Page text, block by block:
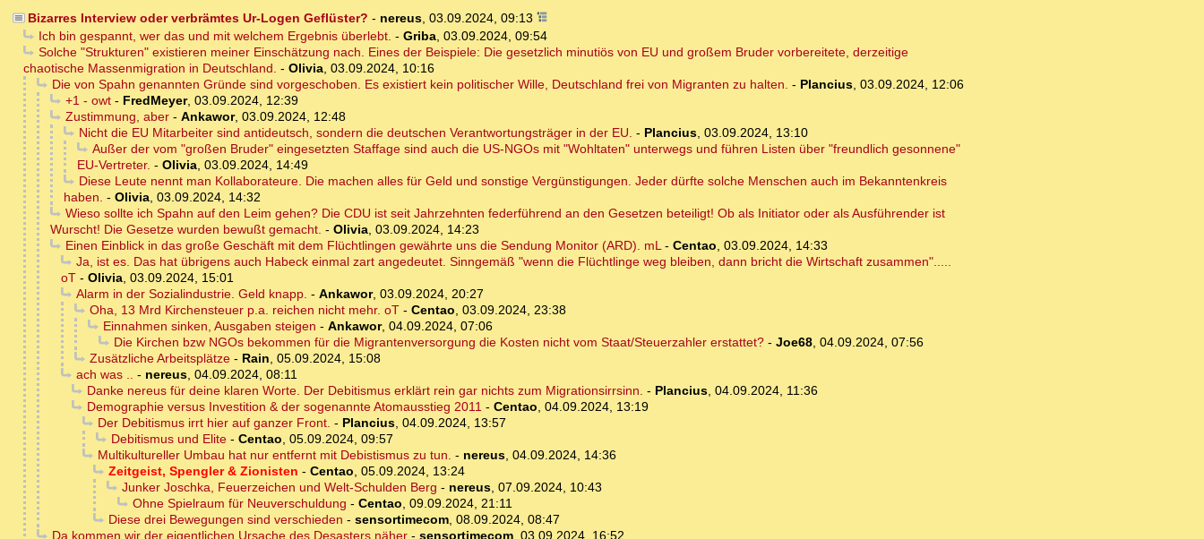
Bizarres Interview oder verbrämtes Ur-Logen Geflüster? - nereus, 03.09.2024, 09:13
Ich bin gespannt, wer das und mit welchem Ergebnis überlebt. - Griba, 03.09.2024, 09:54
Solche "Strukturen" existieren meiner Einschätzung nach. Eines der Beispiele: Die gesetzlich minutiös von EU und großem Bruder vorbereitete, derzeitige
chaotische Massenmigration in Deutschland. - Olivia, 03.09.2024, 10:16
Die von Spahn genannten Gründe sind vorgeschoben. Es existiert kein politischer Wille, Deutschland frei von Migranten zu halten. - Plancius, 03.09.2024, 12:06
+1 - owt- FredMeyer, 03.09.2024, 12:39
Zustimmung, aber- Ankawor, 03.09.2024, 12:48
Nicht die EU Mitarbeiter sind antideutsch, sondern die deutschen Verantwortungsträger in der EU. - Plancius, 03.09.2024, 13:10
Außer der vom "großen Bruder" eingesetzten Staffage sind auch die US-NGOs mit "Wohltaten" unterwegs und führen Listen über "freundlich gesonnene"
EU-Vertreter. - Olivia, 03.09.2024, 14:49
Diese Leute nennt man Kollaborateure. Die machen alles für Geld und sonstige Vergünstigungen. Jeder dürfte solche Menschen auch im Bekanntenkreis
haben. - Olivia, 03.09.2024, 14:32
Wieso sollte ich Spahn auf den Leim gehen? Die CDU ist seit Jahrzehnten federführend an den Gesetzen beteiligt! Ob als Initiator oder als Ausführender ist
Wurscht! Die Gesetze wurden bewußt gemacht. - Olivia, 03.09.2024, 14:23
Einen Einblick in das große Geschäft mit dem Flüchtlingen gewährte uns die Sendung Monitor (ARD). mL- Centao, 03.09.2024, 14:33
Ja, ist es. Das hat übrigens auch Habeck einmal zart angedeutet. Sinngemäß "wenn die Flüchtlinge weg bleiben, dann bricht die Wirtschaft zusammen".....
oT - Olivia, 03.09.2024, 15:01
Alarm in der Sozialindustrie. Geld knapp. - Ankawor, 03.09.2024, 20:27
Oha, 13 Mrd Kirchensteuer p.a. reichen nicht mehr. oT- Centao, 03.09.2024, 23:38
Einnahmen sinken, Ausgaben steigen - Ankawor, 04.09.2024, 07:06
Die Kirchen bzw NGOs bekommen für die Migrantenversorgung die Kosten nicht vom Staat/Steuerzahler erstattet?- Joe68, 04.09.2024, 07:56
Zusätzliche Arbeitsplätze- Rain, 05.09.2024, 15:08
ach was .. - nereus, 04.09.2024, 08:11
Danke nereus für deine klaren Worte. Der Debitismus erklärt rein gar nichts zum Migrationsirrsinn. - Plancius, 04.09.2024, 11:36
Demographie versus Investition & der sogenannte Atomausstieg 2011- Centao, 04.09.2024, 13:19
Der Debitismus irrt hier auf ganzer Front. - Plancius, 04.09.2024, 13:57
Debitismus und Elite- Centao, 05.09.2024, 09:57
Multikultureller Umbau hat nur entfernt mit Debistismus zu tun. - nereus, 04.09.2024, 14:36
Zeitgeist, Spengler & Zionisten - Centao, 05.09.2024, 13:24
Junker Joschka, Feuerzeichen und Welt-Schulden Berg - nereus, 07.09.2024, 10:43
Ohne Spielraum für Neuverschuldung - Centao, 09.09.2024, 21:11
Diese drei Bewegungen sind verschieden - sensortimecom, 08.09.2024, 08:47
Da kommen wir der eigentlichen Ursache des Desasters näher- sensortimecom, 03.09.2024, 16:52